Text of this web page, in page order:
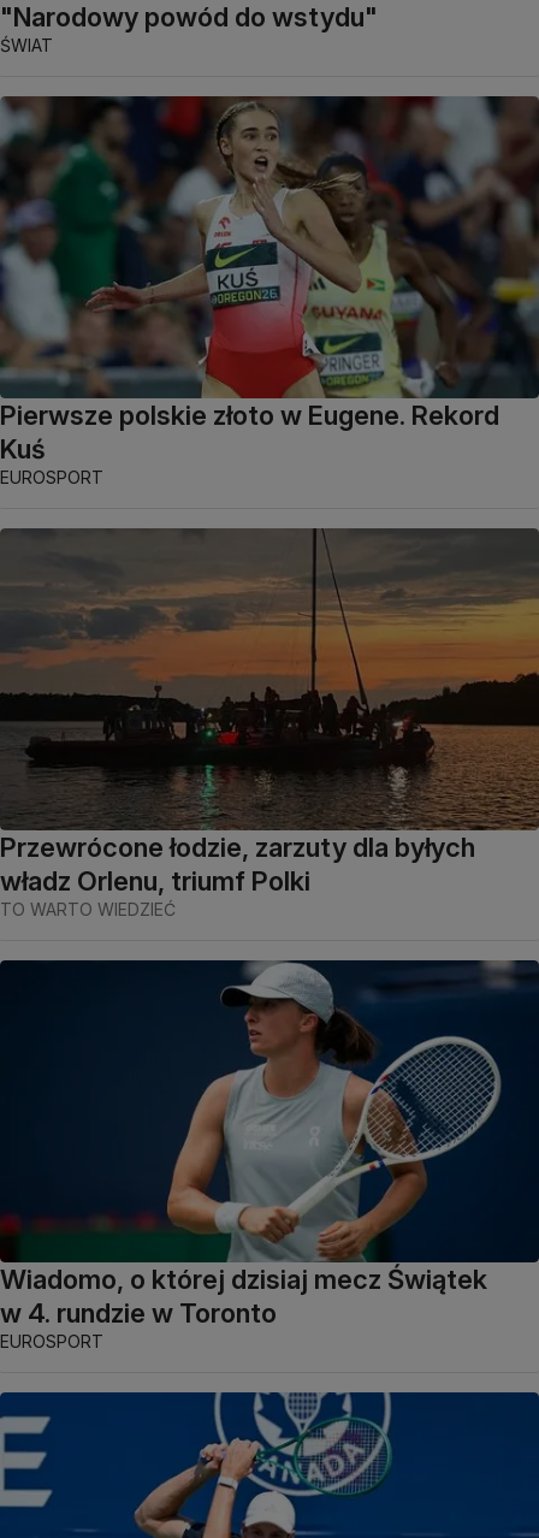
"Narodowy powód do wstydu"
ŚWIAT
Pierwsze polskie złoto w Eugene. Rekord
Kuś
EUROSPORT
Przewrócone łodzie, zarzuty dla byłych
władz Orlenu, triumf Polki
TO WARTO WIEDZIEĆ
Wiadomo, o której dzisiaj mecz Świątek
w 4. rundzie w Toronto
EUROSPORT